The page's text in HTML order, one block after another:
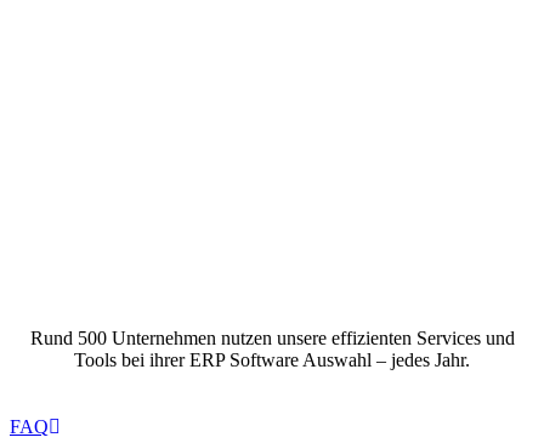
Rund 500 Unternehmen nutzen unsere effizienten Services und
Tools bei ihrer ERP Software Auswahl – jedes Jahr.
FAQ